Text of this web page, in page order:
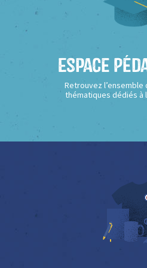
Espace
Retrouvez
thématiques dédiés à